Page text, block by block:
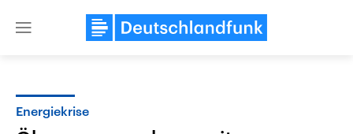
Close
Energiekrise